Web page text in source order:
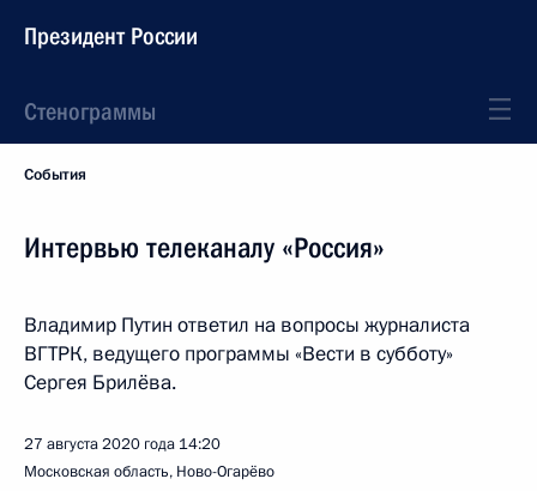
Президент России
Стенограммы
События
Интервью телеканалу «Россия»
Владимир Путин ответил на вопросы журналиста
ВГТРК, ведущего программы «Вести в субботу»
Сергея Брилёва.
27 августа 2020 года 14:20
Московская область, Ново-Огарёво